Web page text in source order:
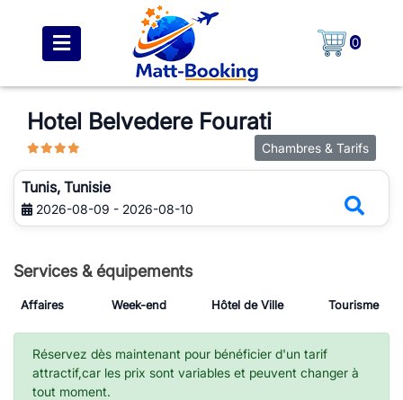
0
Hotel Belvedere Fourati
Chambres & Tarifs
Tunis, Tunisie
2026-08-09 - 2026-08-10
Services & équipements
Affaires Week-end Hôtel de Ville Tourisme
Réservez dès maintenant pour bénéficier d'un tarif
attractif,car les prix sont variables et peuvent changer à
tout moment.